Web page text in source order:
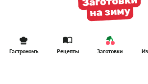
Гастрономъ Рецепты Заготовки